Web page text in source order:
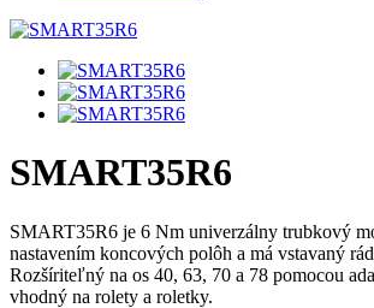
SMART35R6
SMART35R6 je 6 Nm univerzálny trubkový
nastavením koncových polôh a má vstavaný
Rozšíriteľný na os 40, 63, 70 a 78 pomocou
vhodný na rolety a roletky.